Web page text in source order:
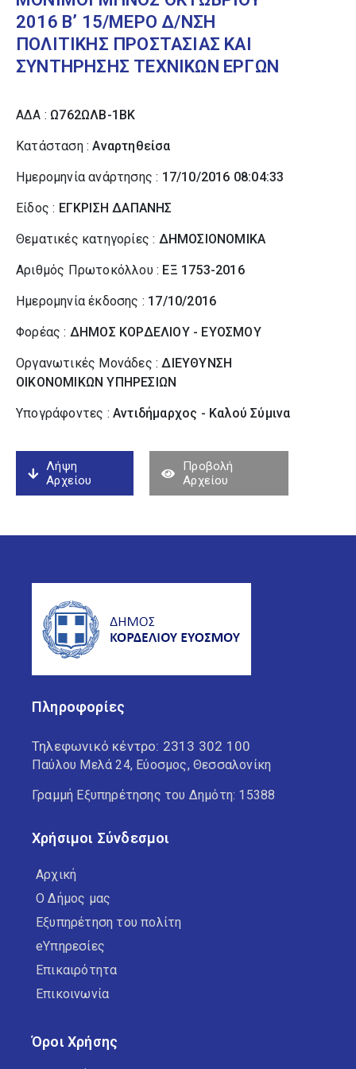
2016 Β’ 15/ΜΕΡΟ Δ/ΝΣΗ
ΠΟΛΙΤΙΚΗΣ ΠΡΟΣΤΑΣΙΑΣ ΚΑΙ
ΣΥΝΤΗΡΗΣΗΣ ΤΕΧΝΙΚΩΝ ΕΡΓΩΝ
ΑΔΑ : Ω762ΩΛΒ-1ΒΚ
Κατάσταση :Αναρτηθείσα
Ημερομηνία ανάρτησης : 17/10/2016 08:04:33
Είδος : ΕΓΚΡΙΣΗ ΔΑΠΑΝΗΣ
Θεματικές κατηγορίες : ΔΗΜΟΣΙΟΝΟΜΙΚΑ
Αριθμός Πρωτοκόλλου : ΕΞ 1753-2016
Ημερομηνία έκδοσης : 17/10/2016
Φορέας : ΔΗΜΟΣ ΚΟΡΔΕΛΙΟΥ - ΕΥΟΣΜΟΥ
Οργανωτικές Μονάδες :ΔΙΕΥΘΥΝΣΗ
ΟΙΚΟΝΟΜΙΚΩΝ ΥΠΗΡΕΣΙΩΝ
Υπογράφοντες : Αντιδήμαρχος - Καλού Σύµινα
Λήψη
Αρχείου
Προβολή
Αρχείου
Πληροφορίες
Τηλεφωνικό κέντρο: 2313 302 100
Παύλου Μελά 24, Εύοσμος, Θεσσαλονίκη
Γραμμή Εξυπηρέτησης του Δημότη: 15388
Χρήσιμοι Σύνδεσμοι
Αρχική
Ο Δήμος μας
Εξυπηρέτηση του πολίτη
eΥπηρεσίες
Επικαιρότητα
Επικοινωνία
Όροι Χρήσης